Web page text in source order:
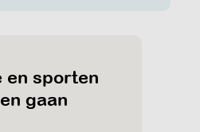
en sporten
gaan